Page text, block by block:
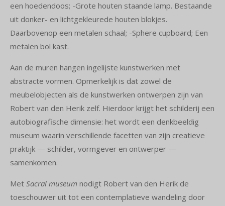
een hoedendoos; -Grote houten staande lamp. Bestaande
uit donker- en lichtgekleurede houten blokjes.
Daarbovenop een metalen schaal; -Sphere cupboard; Een
metalen bol kast.
Aan de muren hangen ingelijste kunstwerken met
abstracte vormen. Opmerkelijk is dat zowel de
meubelobjecten als de kunstwerken ontwerpen zijn van
Robert van den Herik zelf. Hierdoor krijgt het schilderij een
autobiografische dimensie: het wordt een denkbeeldig
museum waarin verschillende facetten van zijn creatieve
praktijk — schilder, vormgever en ontwerper —
samenkomen.
Met Sacral museum nodigt Robert van den Herik de
toeschouwer uit tot een contemplatieve wandeling door